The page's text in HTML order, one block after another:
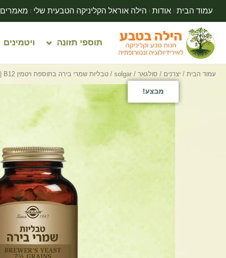
עמוד הבית אודות הילה אוראל הקליניקה הטבעית שלי מאמרים
תוספי תזונה ויטמינים
עמוד הבית / יצרנים / סולגאר / solgar / טבליות שמרי בירה בתוספת ויטמין B12 | סולגאר | 250 טבליות
מבצע!